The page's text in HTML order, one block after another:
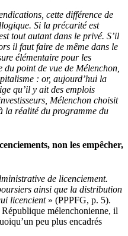
cette différence de
Si la précarité est
tout autant dans le privé. S’il
il faut faire de même dans le
élémentaire pour les
point de vue de Mélenchon,
: or, aujourd’hui la
qu’il y ait des emplois
Mélenchon choisit
la réalité du programme du
non les empêcher,
de licenciement.
ainsi que la distribution
licencient » (PPPFG, p. 5).
mélenchonienne, il
peu plus encadrés